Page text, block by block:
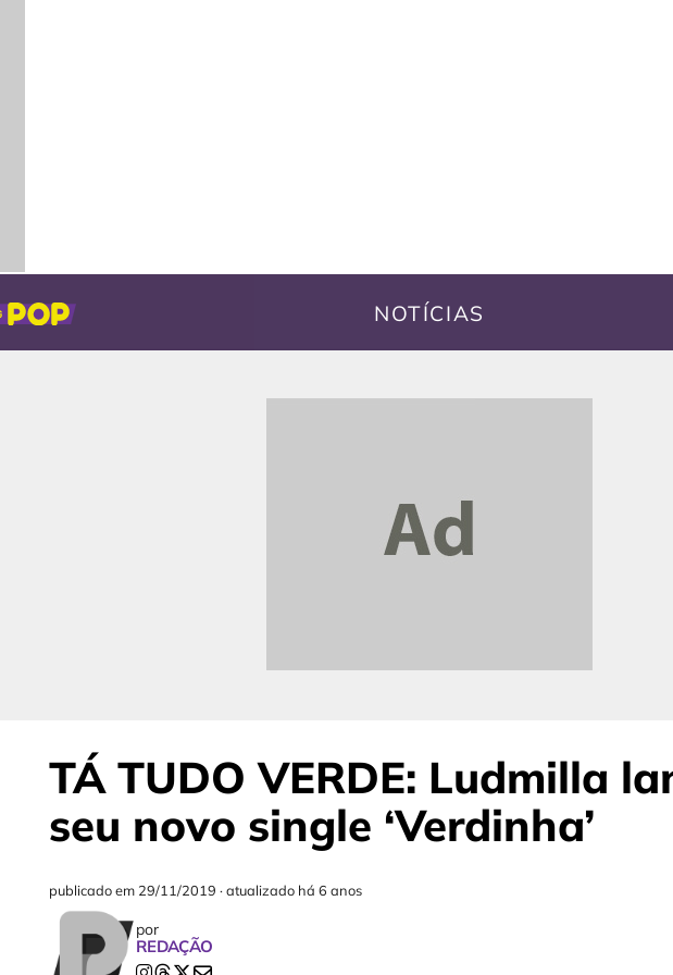
NOTÍCIAS
TÁ TUDO VERDE: Ludmilla
seu novo single ‘Verdinha’
publicado em 29/11/2019 ·atualizado há 6 anos
por
REDAÇÃO